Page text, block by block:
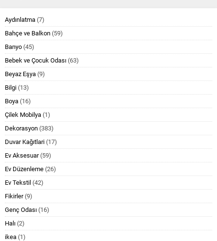
Aydınlatma (7)
Bahçe ve Balkon (59)
Banyo (45)
Bebek ve Çocuk Odası (63)
Beyaz Eşya (9)
Bilgi (13)
Boya (16)
Çilek Mobilya (1)
Dekorasyon (383)
Duvar Kağıtlari (17)
Ev Aksesuar(59)
Ev Düzenleme (26)
Ev Tekstil (42)
Fikirler(9)
Genç Odası (16)
Halı (2)
ikea (1)